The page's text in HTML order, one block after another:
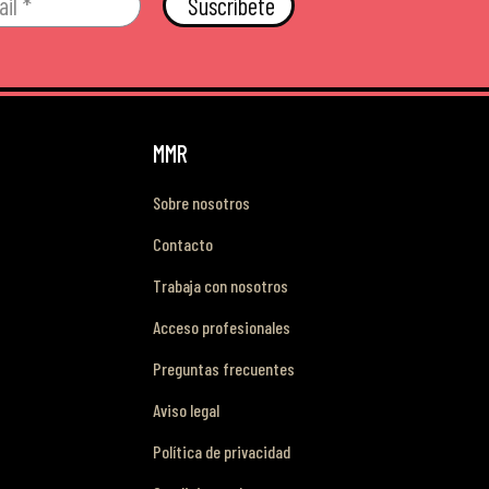
Suscríbete
MMR
Sobre nosotros
Contacto
Trabaja con nosotros
Acceso profesionales
Preguntas frecuentes
Aviso legal
Política de privacidad